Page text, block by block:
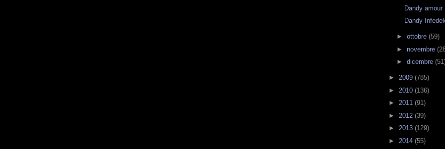
Dandy amour
Dandy
► ottobre (59)
► novembre
► dicembre
► 2009 (785)
► 2010 (136)
► 2011 (91)
► 2012 (39)
► 2013 (129)
► 2014 (55)